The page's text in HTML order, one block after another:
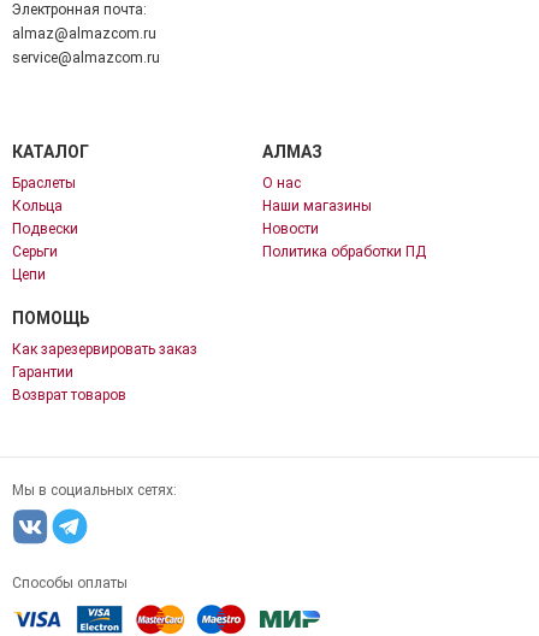
Электронная почта:
almaz@almazcom.ru
service@almazcom.ru
КАТАЛОГ
Браслеты
Кольца
Подвески
Серьги
Цепи
АЛМАЗ
О нас
Наши магазины
Новости
Политика обработки ПД
ПОМОЩЬ
Как зарезервировать заказ
Гарантии
Возврат товаров
Мы в социальных сетях:
Способы оплаты